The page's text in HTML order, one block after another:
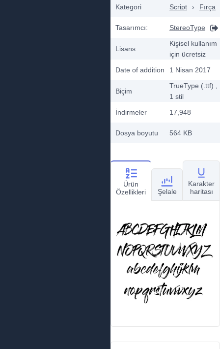
Kategori Script › Fırça
Tasarımcı: StereoType
Lisans
Kişisel kullanım
için ücretsiz
Date of addition
1 Nisan 2017
Biçim
TrueType (.ttf)
1 stil
İndirmeler
17,948
Dosya boyutu 564 KB
Ürün
Özellikleri
Şelale
Karakter
haritası